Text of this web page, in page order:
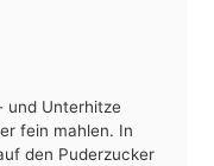
und Unterhitze
fein mahlen. In
den Puderzucker